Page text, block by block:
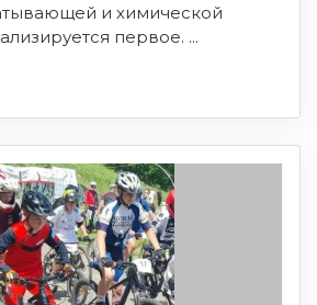
и химической
первое. ...